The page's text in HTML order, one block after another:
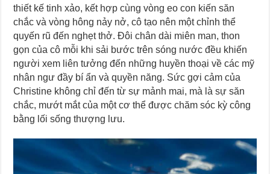
thiết kế tinh xảo, kết hợp cùng vòng eo con kiến săn
chắc và vòng hông nảy nở, cô tạo nên một chỉnh thể
quyến rũ đến nghẹt thở. Đôi chân dài miên man, thon
gọn của cô mỗi khi sải bước trên sóng nước đều khiến
người xem liên tưởng đến những huyền thoại về các mỹ
nhân ngư đầy bí ẩn và quyền năng. Sức gợi cảm của
Christine không chỉ đến từ sự mảnh mai, mà là sự săn
chắc, mướt mắt của một cơ thể được chăm sóc kỳ công
bằng lối sống thượng lưu.